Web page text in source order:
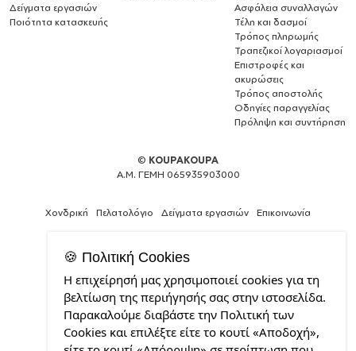
Δείγματα εργασιών
Ποιότητα κατασκευής
Ασφάλεια συναλλαγών
Τέλη και δασμοί
Τρόπος πληρωμής
Τραπεζικοί λογαριασμοί
Επιστροφές και
ακυρώσεις
Τρόπος αποστολής
Οδηγίες παραγγελίας
Πρόληψη και συντήρηση
© KOUPAKOUPA
Α.Μ. ΓΕΜΗ 065935903000
Χονδρική Πελατολόγιο Δείγματα εργασιών Επικοινωνία
Expert
Web
Development
Services
από
🍪 Πολιτική Cookies
Η επιχείρησή μας χρησιμοποιεί cookies για τη
βελτίωση της περιήγησής σας στην ιστοσελίδα.
Παρακαλούμε διαβάστε την Πολιτική των
Cookies και επιλέξτε είτε το κουτί «Αποδοχή»,